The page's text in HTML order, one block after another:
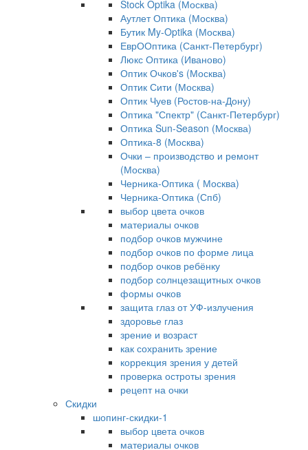
Stock Optika (Москва)
Аутлет Оптика (Москва)
Бутик My-Optika (Москва)
ЕврООптика (Санкт-Петербург)
Люкс Оптика (Иваново)
Оптик Очков's (Москва)
Оптик Сити (Москва)
Оптик Чуев (Ростов-на-Дону)
Оптика "Спектр" (Санкт-Петербург)
Оптика Sun-Season (Москва)
Оптика-8 (Москва)
Очки – производство и ремонт
(Москва)
Черника-Оптика ( Москва)
Черника-Оптика (Спб)
выбор цвета очков
материалы очков
подбор очков мужчине
подбор очков по форме лица
подбор очков ребёнку
подбор солнцезащитных очков
формы очков
защита глаз от УФ-излучения
здоровье глаз
зрение и возраст
как сохранить зрение
коррекция зрения у детей
проверка остроты зрения
рецепт на очки
Скидки
шопинг-скидки-1
выбор цвета очков
материалы очков